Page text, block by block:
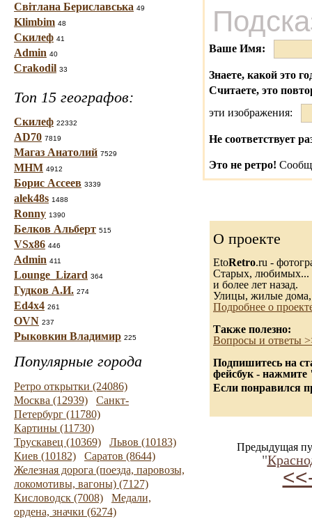
Світлана Бериславська 49
Klimbim 48
Скилеф 41
Admin 40
Crakodil 33
Топ 15 географов:
Скилеф 22332
AD70 7819
Магаз Анатолий 7529
МНМ 4912
Борис Ассеев 3339
alek48s 1488
Ronny 1390
Белков Альберт 515
VSx86 446
Admin 411
Lounge_Lizard 364
Гудков А.И. 274
Ed4x4 261
OVN 237
Рыковкин Владимир 225
Популярные города
Ретро открытки (24086)
Москва (12939)
Санкт-
Петербург (11780)
Картины (11730)
Трускавец (10369)
Львов (10183)
Киев (10182)
Саратов (8644)
Железная дорога (поезда, паровозы,
локомотивы, вагоны) (7127)
Кисловодск (7008)
Медали,
ордена, значки (6274)
Ваше Имя:
Знаете, какой это
Считаете, это
эти изображения:
Не соответствует
Это не ретро!
О проекте
EtoRetro.ru -
Старых, любимых...
и более лет назад.
Улицы, жилые дома,
Подробнее о
Также полезно:
Вопросы и ответы
Подпишитесь на
фейсбук -
Если понравился
Предыдущая
"